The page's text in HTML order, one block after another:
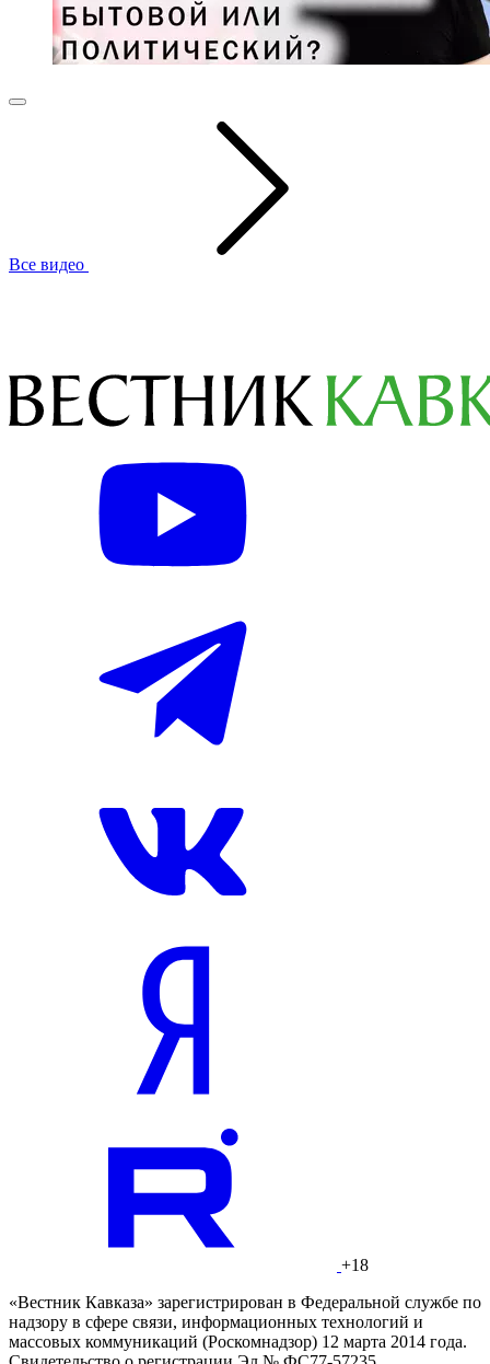
Все видео
+18
«Вестник Кавказа» зарегистрирован в Федеральной службе по
надзору в сфере связи, информационных технологий и
массовых коммуникаций (Роскомнадзор) 12 марта 2014 года.